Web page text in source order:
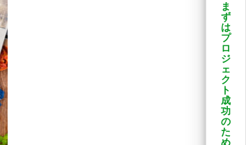
ま
ず
は
プ
ロ
ジ
ェ
ク
ト
成
功
の
た
め